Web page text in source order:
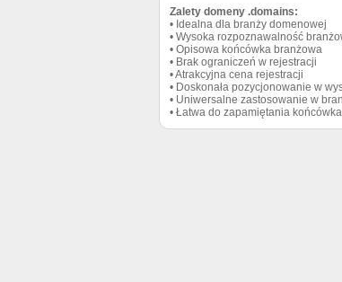
Zalety domeny .domains:
• Idealna dla branży domenowej
• Wysoka rozpoznawalność
• Opisowa końcówka branżowa
• Brak ograniczeń w rejestracji
• Atrakcyjna cena rejestracji
• Doskonała pozycjonowanie w
• Uniwersalne zastosowanie w
• Łatwa do zapamiętania końcówka